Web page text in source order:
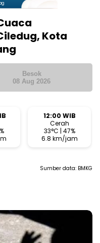
Kota
Besok
08 Aug 2026
12:00 WIB
Cerah
33°C | 47%
6.8 km/jam
Sumber data: BMKG